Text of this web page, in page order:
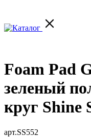
Foam Pad
зеленый
круг Shine
арт.SS552